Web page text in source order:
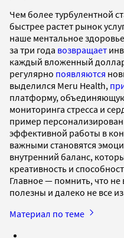
Чем более турбулентной
быстрее растет рынок
наше ментальное
за три года возвращает
каждый вложенный
регулярно появляются
выделился Meru Health,
платформу,
мониторинга стресса и
пример
эффективной работы в
важными становятся
внутренний баланс,
креативность и
Главное — помнить, что
полезны и далеко не все
Материал по теме